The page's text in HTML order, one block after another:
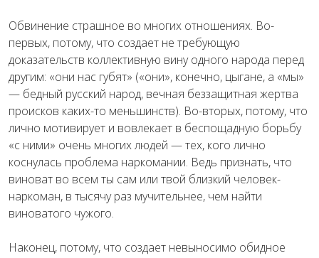
Обвинение страшное во многих отношениях. Во-
первых, потому, что создает не требующую
доказательств коллективную вину одного народа перед
другим: «они нас губят» («они», конечно, цыгане, а «мы»
— бедный русский народ, вечная беззащитная жертва
происков каких-то меньшинств). Во-вторых, потому, что
лично мотивирует и вовлекает в беспощадную борьбу
«с ними» очень многих людей — тех, кого лично
коснулась проблема наркомании. Ведь признать, что
виноват во всем ты сам или твой близкий человек-
наркоман, в тысячу раз мучительнее, чем найти
виноватого чужого.
Наконец, потому, что создает невыносимо обидное